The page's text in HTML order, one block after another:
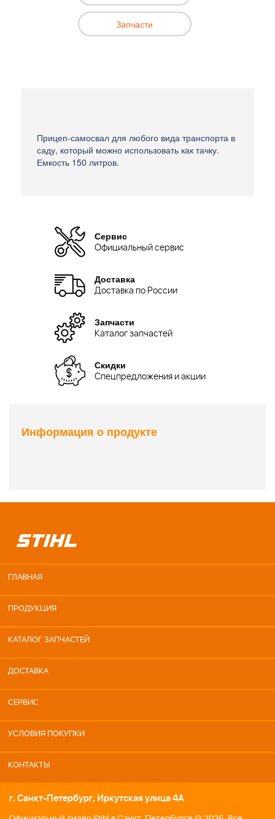
Прицеп-самосвал для любого вида транспорта в
саду, который можно использовать как тачку.
Емкость 150 литров.
Запчасти
Сервис
Официальный сервис
Доставка
Доставка по России
Запчасти
Каталог запчастей
Скидки
Спецпредложения и акции
Информация о продукте
ГЛАВНАЯ
ПРОДУКЦИЯ
КАТАЛОГ ЗАПЧАСТЕЙ
ДОСТАВКА
СЕРВИС
УСЛОВИЯ ПОКУПКИ
КОНТАКТЫ
г. Санкт-Петербург, Иркутская улица 4А